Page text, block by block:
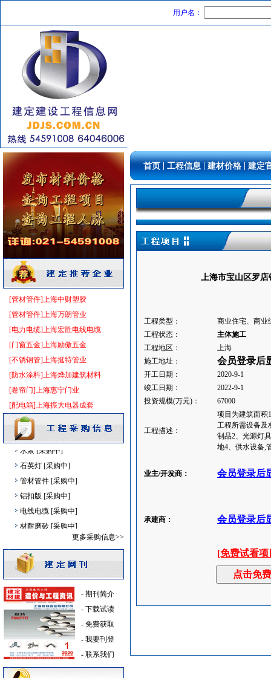
用户名：
[管材管件]上海中财塑胶
[管材管件]上海万朗管业
[电力电缆]上海宏胜电线电缆
[门窗五金]上海励傲五金
[不锈钢管]上海挺特管业
[防水涂料]上海烨加建筑材料
[卷帘门]上海惠宁门业
[配电箱]上海振大电器成套
工控电器 [采购中]
线槽线管 [采购中]
消防水泵接合器
[采购中]
供水设备 [采购中]
泵 [采购中]
光源灯具 [采购中]
家具饰材 [采购中]
阀门组件室外排水 [采购中]
电线电缆 [采购中]
消防火警 [采购中]
低压电器
[采购中]
水泵 [采购中]
阀门组件室外排水 [采购中]
防水防腐 [采购中]
铝扣版
门窗玻璃
胡桃木 [采购中]
防水防腐 [采购中]
玻璃幕墙 [采购中]
铝合金门窗 [采购中]
插座开关酒店设备 [采购中]
清洁式排风 [采购中]
日光灯 [采购中]
供水设备 [采购中]
阀门组件室外排水等 [采购中]
空调设备 [采购中]
石英灯 [采购中]
管材管件 [采购中]
铝扣版 [采购中]
电线电缆 [采购中]
材耐磨砖 [采购中]
[采购中]
乳化沥青 [采购中]
消防水泵接合器 [采购中]
电线电缆 [采购中]
消防火警
[采购中]
卫浴洁具 [采购中]
供水设备 [采购中]
PVC窗帘 [采购中]
日光灯
更多采购信息>>
- 期刊简介
- 下载试读
- 免费获取
- 我要刊登
- 联系我们
首页 工程信息 建材价格 建定
上海市宝山区罗店
工程类型：
商业住宅、商业
工程状态：
主体施工
工程地区：
上海
施工地址：
会员登录后
开工日期：
2020-9-1
竣工日期：
2022-9-1
投资规模(万元)：
67000
工程描述：
项目为建筑面积
工程所需设备及
制品2、光源灯
地4、供水设备,
业主/开发商： 会员登录后
承建商： 会员登录后
[免费试看项